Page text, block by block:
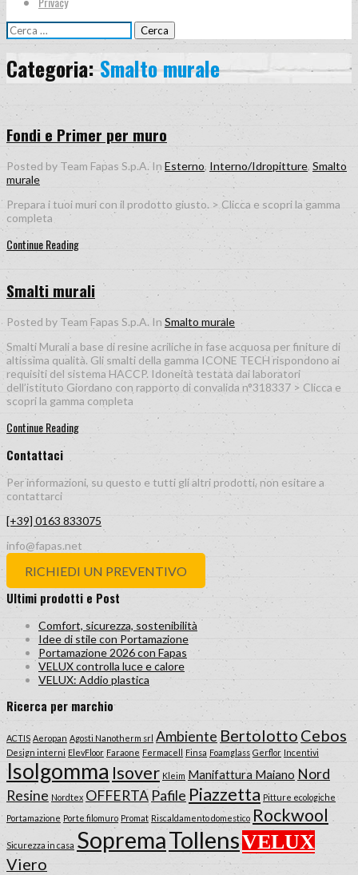
Ricerca
per:
Categoria:Smalto murale
Fondi e Primer per muro
Posted by Team Fapas S.p.A. In Esterno, Interno/Idropitture, Smalto
murale
Prepara i tuoi muri con il prodotto giusto. > Clicca e scopri la gamma
completa
Continue Reading
Smalti murali
Posted by Team Fapas S.p.A. In Smalto murale
Smalti Murali a base di resine acriliche in fase acquosa per finiture di
altissima qualità. Gli smalti della gamma ICONE TECH rispondono ai
requisiti del sistema HACCP. Idoneità testata dai laboratori
dell’istituto Giordano con rapporto di convalida n°318337 > Clicca e
scopri la gamma completa
Continue Reading
Contattaci
Per informazioni, su questo e tutti gli altri prodotti, non esitare a
contattarci
[+39] 0163 833075
info@fapas.net
RICHIEDI UN PREVENTIVO
Ultimi prodotti e Post
Comfort, sicurezza, sostenibilità
Idee di stile con Portamazione
Portamazione 2026 con Fapas
VELUX controlla luce e calore
VELUX: Addio plastica
Ricerca per marchio
ACTIS Aeropan Agosti Nanotherm srl AmbienteBertolotto Cebos
Design interni ElevFloor Faraone Fermacell Finsa Foamglass Gerflor Incentivi
Isolgomma Isover Kleim Manifattura Maiano Nord
Resine Nordtex OFFERTA PafilePiazzetta Pitture ecologiche
Portamazione Porte filomuro Promat Riscaldamento domestico Rockwool
Sicurezza in casa SopremaTollensVELUX
Viero